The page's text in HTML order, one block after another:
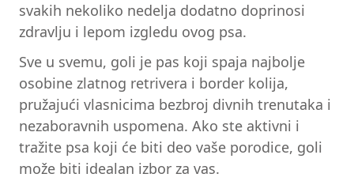
svakih nekoliko nedelja dodatno doprinosi
zdravlju i lepom izgledu ovog psa.
Sve u svemu, goli je pas koji spaja najbolje
osobine zlatnog retrivera i border kolija,
pružajući vlasnicima bezbroj divnih trenutaka i
nezaboravnih uspomena. Ako ste aktivni i
tražite psa koji će biti deo vaše porodice, goli
može biti idealan izbor za vas.